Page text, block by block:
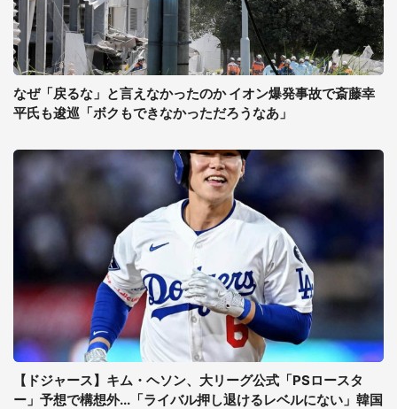
なぜ「戻るな」と言えなかったのか イオン爆発事故で斎藤幸
平氏も逡巡「ボクもできなかっただろうなあ」
【ドジャース】キム・ヘソン、大リーグ公式「PSロースタ
ー」予想で構想外...「ライバル押し退けるレベルにない」韓国